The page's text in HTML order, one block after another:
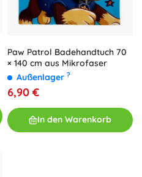
Paw Patrol Badehandtuch 70
× 140 cm aus Mikrofaser
Außenlager ?
6,90 €
In den Warenkorb